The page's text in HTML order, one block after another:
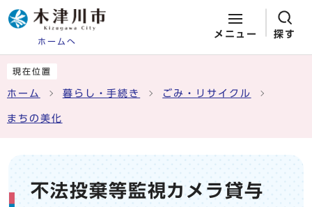
ホームへ
メニュー 探す
現在位置
ホーム 暮らし・手続き ごみ・リサイクル
まちの美化
不法投棄等監視カメラ貸与